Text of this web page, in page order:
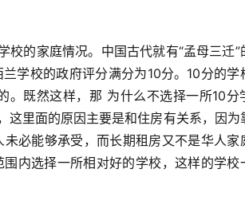
的家庭情况。中国古代就有“孟母三迁”
学校的政府评分满分为10分。10分的学
。既然这样，那 为什么不选择一所10分
这里面的原因主要是和住房有关系，因为
必能够承受，而长期租房又不是华人家
内选择一所相对好的学校，这样的学校